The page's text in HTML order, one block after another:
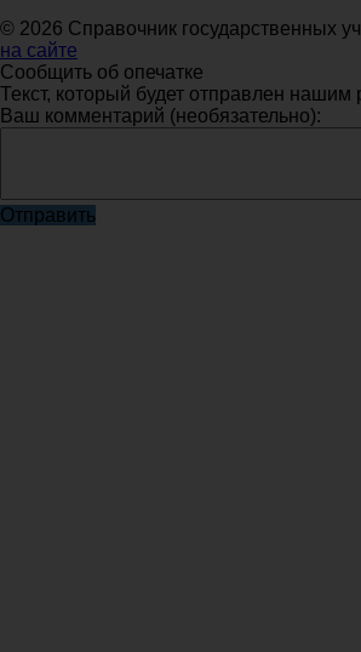
© 2026 Справочник государственных
на сайте
Сообщить об опечатке
Текст, который будет отправлен нашим
Ваш комментарий (необязательно):
Отправить